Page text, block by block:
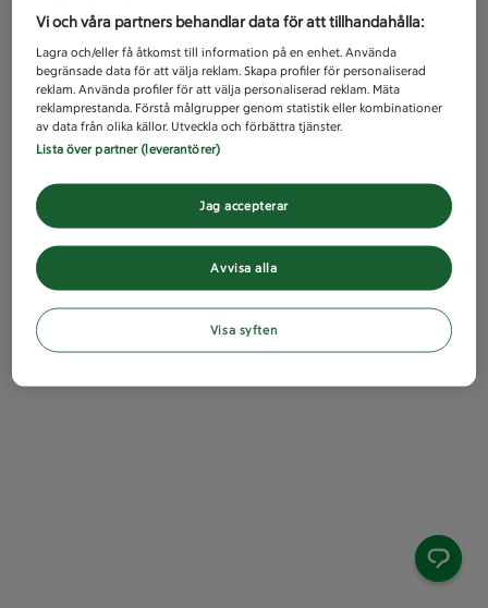
Vi och våra partners behandlar data för att tillhandahålla:
Lagra och/eller få åtkomst till information på en enhet. Använda
begränsade data för att välja reklam. Skapa profiler för personaliserad
reklam. Använda profiler för att välja personaliserad reklam. Mäta
reklamprestanda. Förstå målgrupper genom statistik eller kombinationer
av data från olika källor. Utveckla och förbättra tjänster.
Lista över partner (leverantörer)
Avvisa alla
Jag accepterar
Visa syften